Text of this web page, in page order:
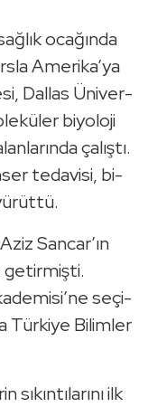
oca­ğın­da
Ame­ri­ka’ya
Dal­las Üni­ver­
bi­yo­lo­ji
ça­lış­tı.
te­da­vi­si, bi­
San­car’ın
ge­tir­miş­ti.
se­çi­
Tür­ki­ye Bi­lim­ler
ilk